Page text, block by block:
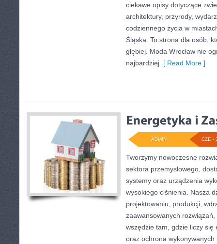
ciekawe opisy dotyczące
architektury, przyrody,
codziennego życia w
Śląska. To strona dla osób,
głębiej. Moda Wrocław nie
najbardziej [ Read More ]
CZE -
ADMIN
Tworzymy nowoczesne
sektora przemysłowego,
systemy oraz urządzenia
wysokiego ciśnienia. Nasza
projektowaniu, produkcji,
zaawansowanych
wszędzie tam, gdzie liczy się
oraz ochrona